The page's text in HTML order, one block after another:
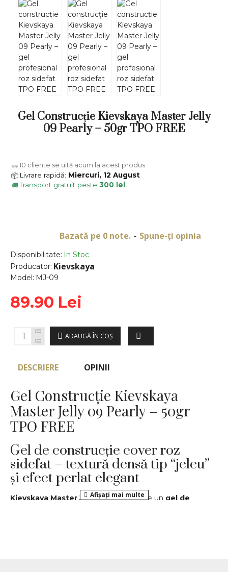
Gel Construcție Kievskaya Master Jelly
09 Pearly – 50gr TPO FREE
Disponibilitate: In Stoc
Producator: Kievskaya
Model: MJ-09
Bazată pe 0 note. - Spune-ţi opinia
89.90 Lei
ADAUGĂ ÎN COŞ
👀 10 cliente se uită acum la acest produs
📦 Livrare rapidă: Miercuri, 12 August
🚚Transport gratuit peste 300 lei
DESCRIERE OPINII
Gel Construcție Kievskaya
Master Jelly 09 Pearly – 50gr
TPO FREE
Gel de construcție cover roz
sidefat – textură densă tip “jeleu”
și efect perlat elegant
Kievskaya Master Jelly 09 Pearlyeste un gel de